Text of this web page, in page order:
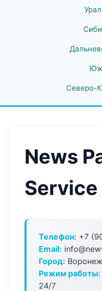
Северо-
News
Service
Телефон: +7
Email:
Город: Воронеж
Режим работы:
24/7